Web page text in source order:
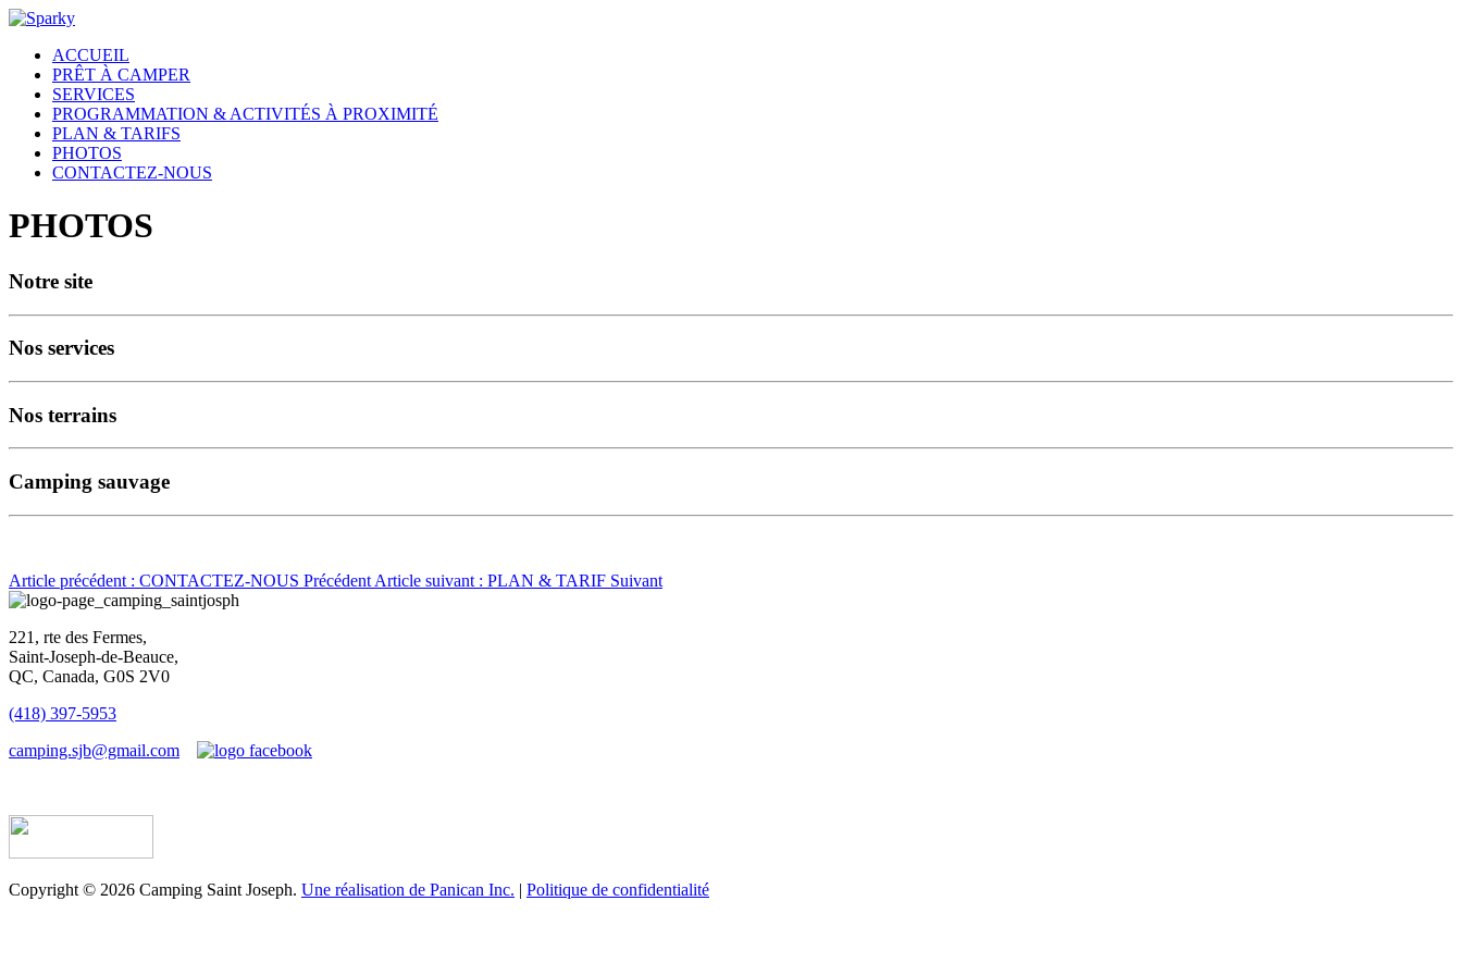
ACCUEIL
PRÊT À CAMPER
SERVICES
PROGRAMMATION & ACTIVITÉS À PROXIMITÉ
PLAN & TARIFS
PHOTOS
CONTACTEZ-NOUS
PHOTOS
Notre site
Nos services
Nos terrains
Camping sauvage
Article précédent : CONTACTEZ-NOUS Précédent Article suivant : PLAN & TARIF Suivant
221, rte des Fermes,
Saint-Joseph-de-Beauce,
QC, Canada, G0S 2V0
(418) 397-5953
camping.sjb@gmail.com
Copyright © 2026 Camping Saint Joseph. Une réalisation de Panican Inc. | Politique de confidentialité